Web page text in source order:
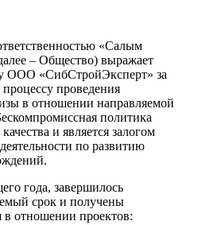
«Салым
– Общество) выражает
ООО «СибСтройЭксперт» за
проведения
в отношении направляемой
политика
и является залогом
по развитию
года, завершилось
срок и получены
отношении проектов: